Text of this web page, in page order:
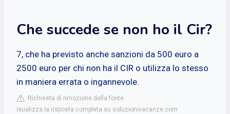
Che succede se non ho il Cir?
7, che ha previsto anche sanzioni da 500 euro a
2500 euro per chi non ha il CIR o utilizza lo stesso
in maniera errata o ingannevole.
Richiesta di rimozione della fonte
isualizza la risposta completa su soluzionivacanze.com